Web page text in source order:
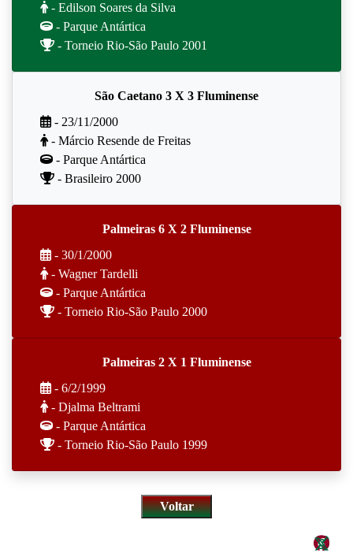
- Edilson Soares da Silva
- Parque Antártica
- Torneio Rio-São Paulo 2001
São Caetano 3 X 3 Fluminense
- 23/11/2000
- Márcio Resende de Freitas
- Parque Antártica
- Brasileiro 2000
Palmeiras 6 X 2 Fluminense
- 30/1/2000
- Wagner Tardelli
- Parque Antártica
- Torneio Rio-São Paulo 2000
Palmeiras 2 X 1 Fluminense
- 6/2/1999
- Djalma Beltrami
- Parque Antártica
- Torneio Rio-São Paulo 1999